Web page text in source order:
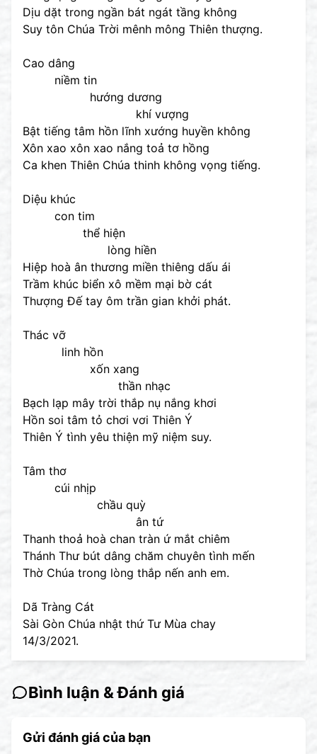
Dịu dặt trong ngần bát ngát tầng không
Suy tôn Chúa Trời mênh mông Thiên thượng.
Cao dâng
niềm tin
hướng dương
khí vượng
Bật tiếng tâm hồn lĩnh xướng huyền không
Xôn xao xôn xao nắng toả tơ hồng
Ca khen Thiên Chúa thinh không vọng tiếng.
Diệu khúc
con tim
thể hiện
lòng hiền
Hiệp hoà ân thương miền thiêng dấu ái
Trầm khúc biển xô mềm mại bờ cát
Thượng Đế tay ôm trần gian khởi phát.
Thác vỡ
linh hồn
xốn xang
thần nhạc
Bạch lạp mây trời thắp nụ nắng khơi
Hồn soi tâm tỏ chơi vơi Thiên Ý
Thiên Ý tình yêu thiện mỹ niệm suy.
Tâm thơ
cúi nhịp
chầu quỳ
ân tứ
Thanh thoả hoà chan tràn ứ mắt chiêm
Thánh Thư bút dâng chăm chuyên tình mến
Thờ Chúa trong lòng thắp nến anh em.
Dã Tràng Cát
Sài Gòn Chúa nhật thứ Tư Mùa chay
14/3/2021.
Bình luận & Đánh giá
Gửi đánh giá của bạn